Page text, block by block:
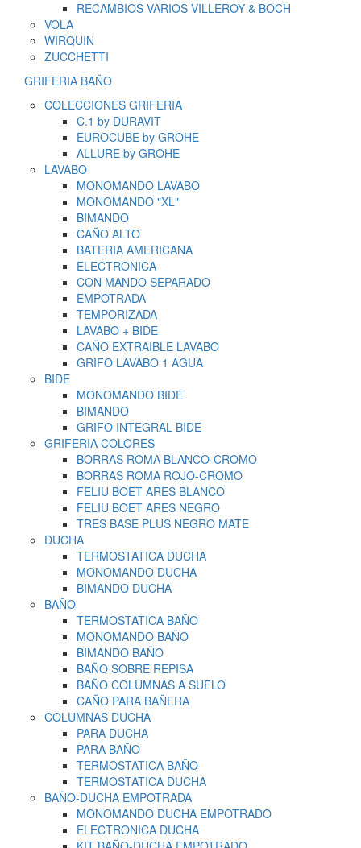
RECAMBIOS VARIOS VILLEROY & BOCH
VOLA
WIRQUIN
ZUCCHETTI
GRIFERIA BAÑO
COLECCIONES GRIFERIA
C.1 by DURAVIT
EUROCUBE by GROHE
ALLURE by GROHE
LAVABO
MONOMANDO LAVABO
MONOMANDO "XL"
BIMANDO
CAÑO ALTO
BATERIA AMERICANA
ELECTRONICA
CON MANDO SEPARADO
EMPOTRADA
TEMPORIZADA
LAVABO + BIDE
CAÑO EXTRAIBLE LAVABO
GRIFO LAVABO 1 AGUA
BIDE
MONOMANDO BIDE
BIMANDO
GRIFO INTEGRAL BIDE
GRIFERIA COLORES
BORRAS ROMA BLANCO-CROMO
BORRAS ROMA ROJO-CROMO
FELIU BOET ARES BLANCO
FELIU BOET ARES NEGRO
TRES BASE PLUS NEGRO MATE
DUCHA
TERMOSTATICA DUCHA
MONOMANDO DUCHA
BIMANDO DUCHA
BAÑO
TERMOSTATICA BAÑO
MONOMANDO BAÑO
BIMANDO BAÑO
BAÑO SOBRE REPISA
BAÑO COLUMNAS A SUELO
CAÑO PARA BAÑERA
COLUMNAS DUCHA
PARA DUCHA
PARA BAÑO
TERMOSTATICA BAÑO
TERMOSTATICA DUCHA
BAÑO-DUCHA EMPOTRADA
MONOMANDO DUCHA EMPOTRADO
ELECTRONICA DUCHA